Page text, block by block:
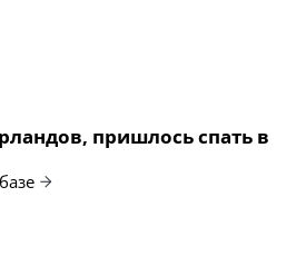
пришлось спать в